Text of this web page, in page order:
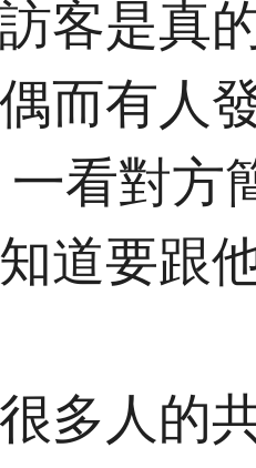
客是真
而有人
看對方
道要跟
多人的